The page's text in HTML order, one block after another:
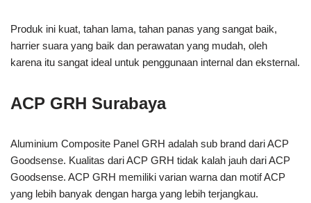
Produk ini kuat, tahan lama, tahan panas yang sangat baik,
harrier suara yang baik dan perawatan yang mudah, oleh
karena itu sangat ideal untuk penggunaan internal dan eksternal.
ACP GRH Surabaya
Aluminium Composite Panel GRH adalah sub brand dari ACP
Goodsense. Kualitas dari ACP GRH tidak kalah jauh dari ACP
Goodsense. ACP GRH memiliki varian warna dan motif ACP
yang lebih banyak dengan harga yang lebih terjangkau.